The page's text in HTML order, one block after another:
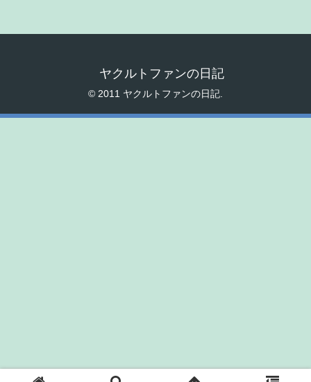
ヤクルトファンの日記
© 2011 ヤクルトファンの日記.